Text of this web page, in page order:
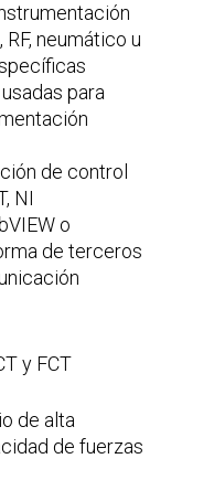
neumático u
para
de control
NI
o
de terceros
y FCT
de alta
de fuerzas